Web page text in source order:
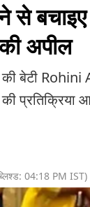
से
अपील
बेटी Rohini
प्रतिक्रिया
04:18 PM IST)